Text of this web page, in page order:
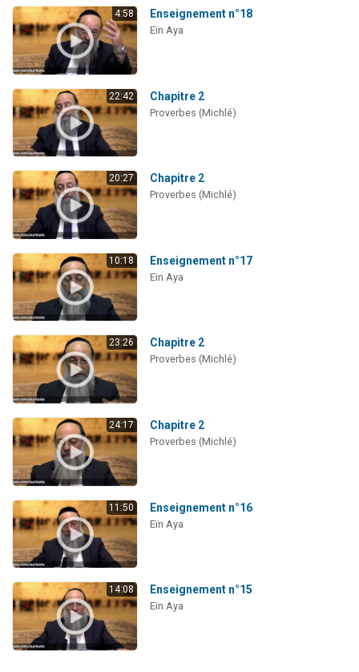
4:58 Enseignement n°18
Eïn Aya
22:42 Chapitre 2
Proverbes (Michlé)
20:27 Chapitre 2
Proverbes (Michlé)
10:18 Enseignement n°17
Eïn Aya
23:26 Chapitre 2
Proverbes (Michlé)
24:17 Chapitre 2
Proverbes (Michlé)
11:50 Enseignement n°16
Eïn Aya
14:08 Enseignement n°15
Eïn Aya